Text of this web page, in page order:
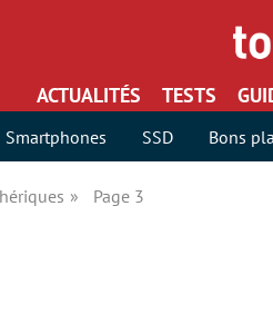
ACTUALITÉS TESTS
Smartphones SSD Bons
Page 3